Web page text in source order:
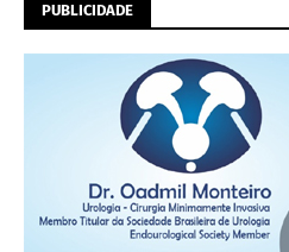
PUBLICIDADE